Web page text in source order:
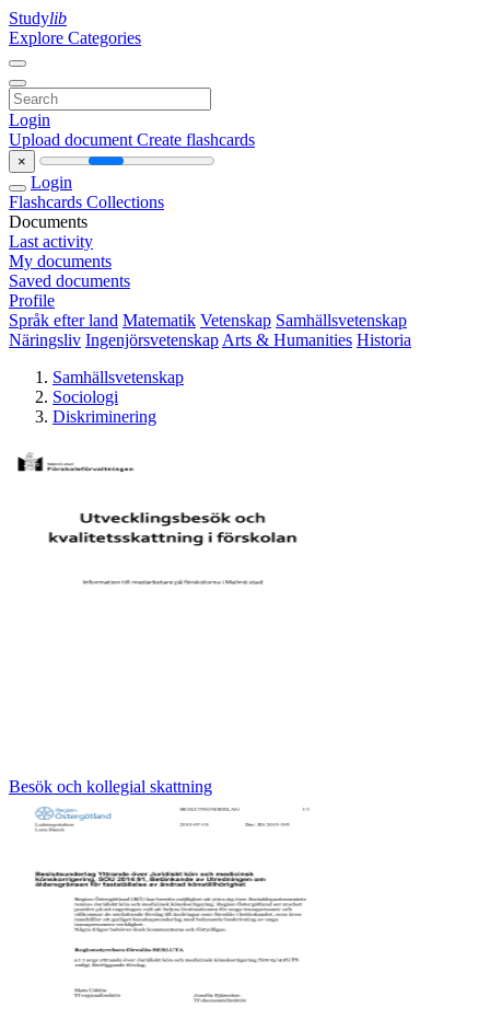
Studylib
Explore Categories
Login
Upload document Create flashcards
×
Login
Flashcards Collections
Documents
Last activity
My documents
Saved documents
Profile
Språk efter land Matematik Vetenskap Samhällsvetenskap
Näringsliv Ingenjörsvetenskap Arts & Humanities Historia
Samhällsvetenskap
Sociologi
Diskriminering
Besök och kollegial skattning